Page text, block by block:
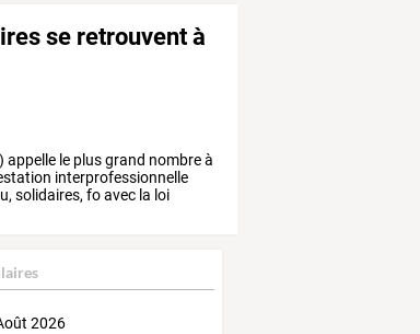
se retrouvent à
appelle le plusgrand nombreà
interprofessionnelle
solidaires, foavec la loi
2026